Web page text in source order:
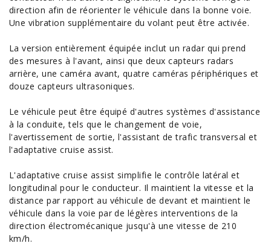
direction afin de réorienter le véhicule dans la bonne voie.
Une vibration supplémentaire du volant peut être activée.
La version entièrement équipée inclut un radar qui prend
des mesures à l'avant, ainsi que deux capteurs radars
arrière, une caméra avant, quatre caméras périphériques et
douze capteurs ultrasoniques.
Le véhicule peut être équipé d'autres systèmes d'assistance
à la conduite, tels que le changement de voie,
l'avertissement de sortie, l'assistant de trafic transversal et
l'adaptative cruise assist.
L'adaptative cruise assist simplifie le contrôle latéral et
longitudinal pour le conducteur. Il maintient la vitesse et la
distance par rapport au véhicule de devant et maintient le
véhicule dans la voie par de légères interventions de la
direction électromécanique jusqu'à une vitesse de 210
km/h.